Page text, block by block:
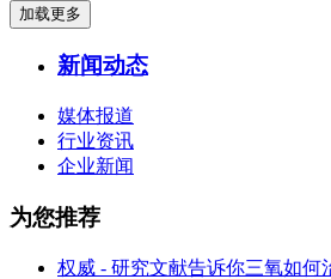
加载更多
新闻动态
媒体报道
行业资讯
企业新闻
为您推荐
权威 - 研究文献告诉你三氧如何